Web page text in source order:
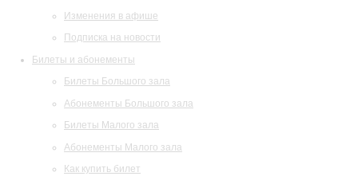
Изменения в афише
Подписка на новости
Билеты и абонементы
Билеты Большого зала
Абонементы Большого зала
Билеты Малого зала
Абонементы Малого зала
Как купить билет